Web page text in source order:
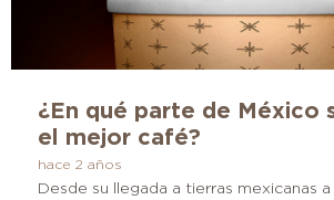
¿En qué parte de México
el mejor café?
hace 2 años
Desde su llegada a tierras mexicanas